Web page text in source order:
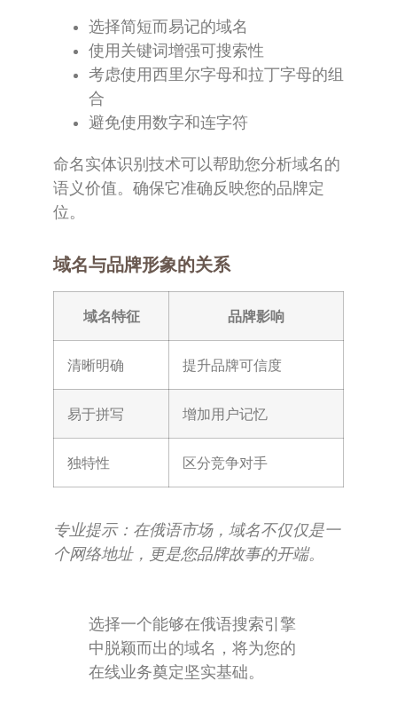
选择简短而易记的域名
使用关键词增强可搜索性
考虑使用西里尔字母和拉丁字母的组
合
避免使用数字和连字符
命名实体识别技术可以帮助您分析域名的
语义价值。确保它准确反映您的品牌定
位。
域名与品牌形象的关系
域名特征 品牌影响
清晰明确 提升品牌可信度
易于拼写 增加用户记忆
独特性 区分竞争对手
专业提示：在俄语市场，域名不仅仅是一
个网络地址，更是您品牌故事的开端。
选择一个能够在俄语搜索引擎
中脱颖而出的域名，将为您的
在线业务奠定坚实基础。